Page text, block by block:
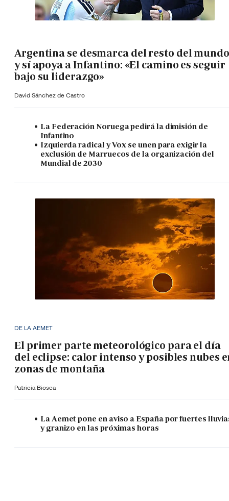
Argentina se desmarca del resto del mundo
y sí apoya a Infantino: «El camino es seguir
bajo su liderazgo»
David Sánchez de Castro
La Federación Noruega pedirá la dimisión de
Infantino
Izquierda radical y Vox se unen para exigir la
exclusión de Marruecos de la organización del
Mundial de 2030
DE LA AEMET
El primer parte meteorológico para el día
del eclipse: calor intenso y posibles nubes
zonas de montaña
Patricia Biosca
La Aemet pone en aviso a España por fuertes
y granizo en las próximas horas